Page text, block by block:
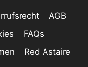
AGB
FAQs
Red Astaire